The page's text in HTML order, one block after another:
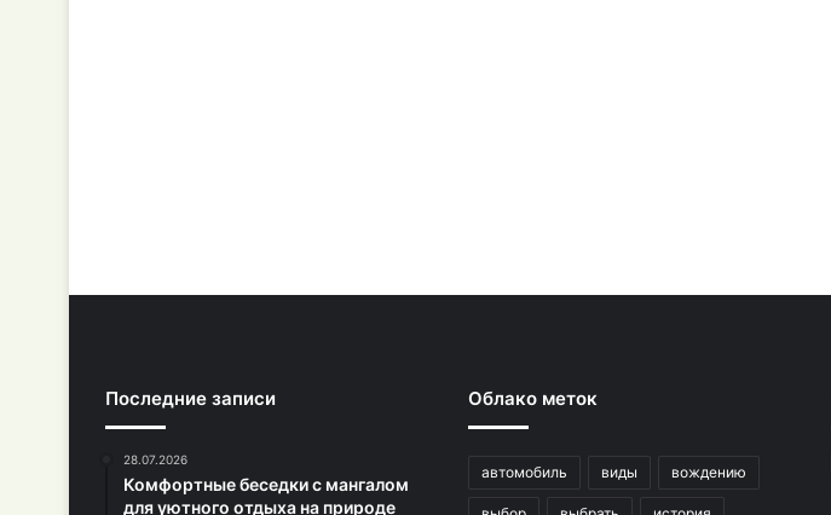
Последние записи
28.07.2026
Комфортные беседки с мангалом
для уютного отдыха на природе
Облако меток
автомобиль виды вождению